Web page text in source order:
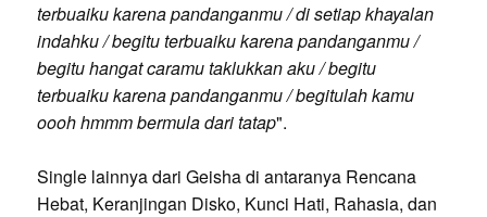
terbuaiku karena pandanganmu / di setiap khayalan
indahku / begitu terbuaiku karena pandanganmu /
begitu hangat caramu taklukkan aku / begitu
terbuaiku karena pandanganmu / begitulah kamu
oooh hmmm bermula dari tatap".
Single lainnya dari Geisha di antaranya Rencana
Hebat, Keranjingan Disko, Kunci Hati, Rahasia, dan